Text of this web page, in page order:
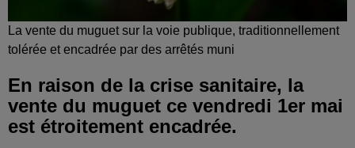
La vente du muguet sur la voie publique, traditionnellement
tolérée et encadrée par des arrêtés muni
En raison de la crise sanitaire, la
vente du muguet ce vendredi 1er mai
est étroitement encadrée.